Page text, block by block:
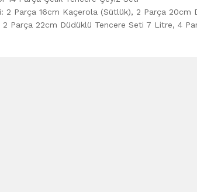
2 Parça 16cm Kaçerola (Sütlük), 2 Parça 20cm
2 Parça 22cm Düdüklü Tencere Seti 7 Litre, 4